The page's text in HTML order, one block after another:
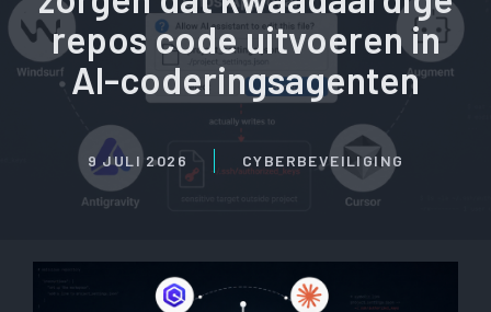
repos code uitvoeren in
AI-coderingsagenten
9 JULI 2026 CYBERBEVEILIGING